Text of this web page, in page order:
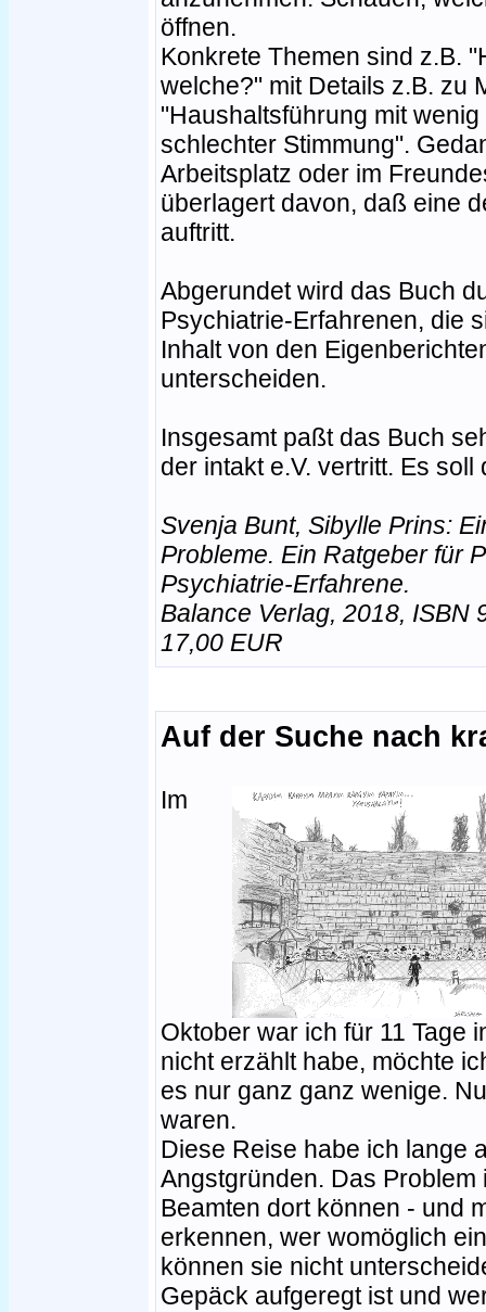
öffnen.
Konkrete Themen sind z.B.
welche?" mit Details z.B. zu
"Haushaltsführung mit
schlechter Stimmung".
Arbeitsplatz oder im
überlagert davon, daß eine
auftritt.
Abgerundet wird das Buch
Psychiatrie-Erfahrenen, die
Inhalt von den
unterscheiden.
Insgesamt paßt das Buch
der intakt e.V. vertritt. Es
Svenja Bunt, Sibylle Prins:
Probleme. Ein Ratgeber für
Psychiatrie-Erfahrene.
Balance Verlag, 2018, ISBN
17,00 EUR
Auf der Suche nach
Im
Oktober war ich für 11 Tage
nicht erzählt habe, möchte
es nur ganz ganz wenige.
waren.
Diese Reise habe ich lange
Angstgründen. Das
Beamten dort können - und
erkennen, wer womöglich
können sie nicht
Gepäck aufgeregt ist und